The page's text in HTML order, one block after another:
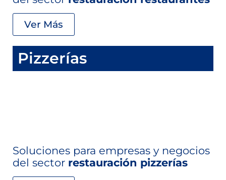
Ver Más
Pizzerías
Soluciones para empresas y negocios
del sector restauración pizzerías